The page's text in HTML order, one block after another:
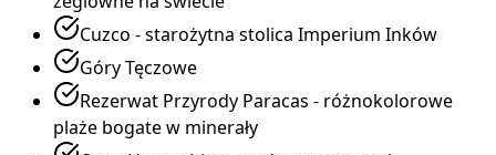
Cuzco - starożytna stolica Imperium Inków
Góry Tęczowe
Rezerwat Przyrody Paracas - różnokolorowe
plaże bogate w minerały